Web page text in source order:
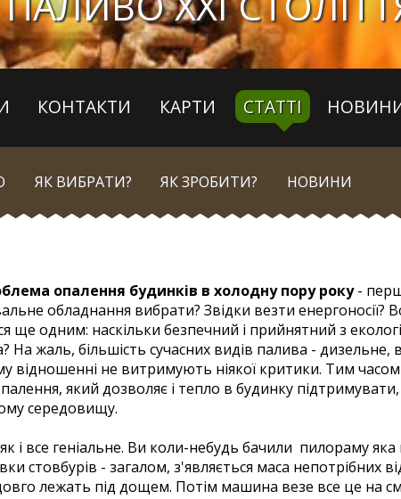
КОНТАКТИ КАРТИ СТАТТІ
ЯК ВИБРАТИ? ЯК ЗРОБИТИ? НОВИНИ
опалення будинків в холодну пору року-
обладнання вибрати? Звідки везти енергоносії?
одним: наскільки безпечний і прийнятний з
На жаль, більшість сучасних видів палива - дизельне,
відношенні не витримують ніякої критики. Тим
який дозволяє і тепло в будинку
середовищу.
і все геніальне. Ви коли-небудь бачили пилораму
стовбурів - загалом, з'являється маса непотрібних
лежать під дощем. Потім машина везе все це на